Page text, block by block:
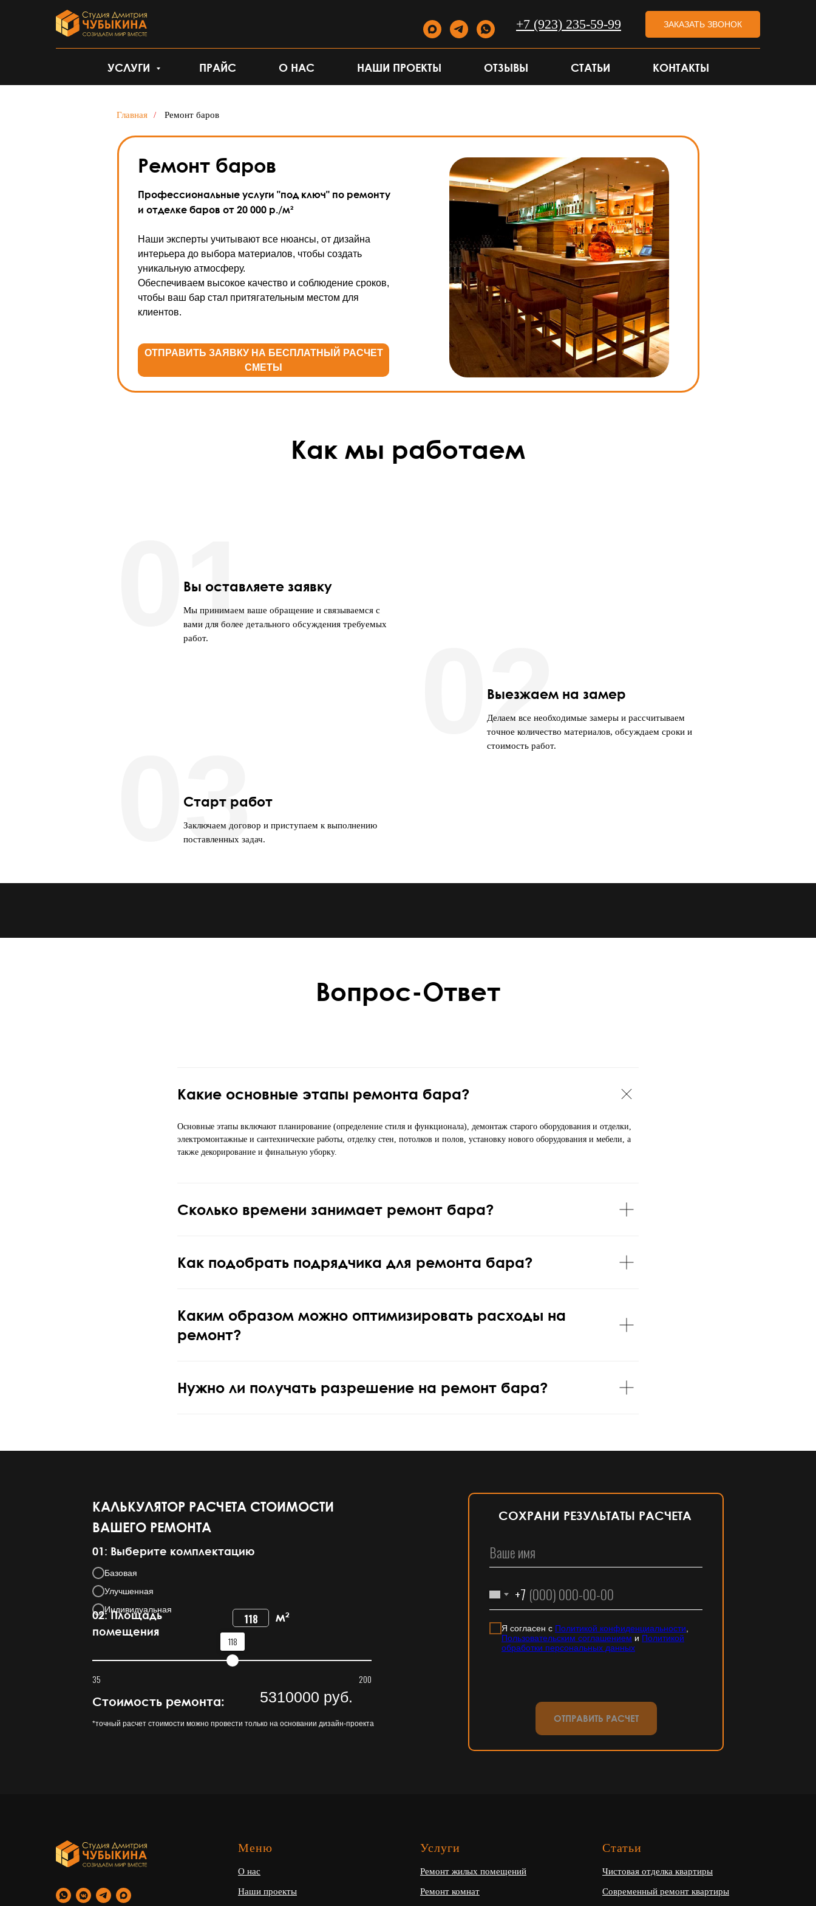
+7 (923) 235-59-99 ЗАКАЗАТЬ ЗВОНОК
УСЛУГИ ПРАЙС О НАС НАШИ ПРОЕКТЫ ОТЗЫВЫ СТАТЬИ КОНТАКТЫ
Главная / Ремонт баров
Ремонт баров
ОТПРАВИТЬ ЗАЯВКУ НА БЕСПЛАТНЫЙ РАСЧЕТ
СМЕТЫ
Профессиональные услуги "под ключ" по ремонту
и отделке баров от 20 000 р./м²
Наши эксперты учитывают все нюансы, от дизайна
интерьера до выбора материалов, чтобы создать
уникальную атмосферу.
Обеспечиваем высокое качество и соблюдение сроков,
чтобы ваш бар стал притягательным местом для
клиентов.
Как мы работаем
Вы оставляете заявку
Мы принимаем ваше обращение и связываемся с
вами для более детального обсуждения требуемых
работ.
01
Выезжаем на замер
Делаем все необходимые замеры и рассчитываем
точное количество материалов, обсуждаем сроки и
стоимость работ.
02
Старт работ
Заключаем договор и приступаем к выполнению
поставленных задач.
03
Вопрос-Ответ
Какие основные этапы ремонта бара?
Основные этапы включают планирование (определение стиля и функционала), демонтаж старого оборудования и отделки,
электромонтажные и сантехнические работы, отделку стен, потолков и полов, установку нового оборудования и мебели, а
также декорирование и финальную уборку.
Сколько времени занимает ремонт бара?
Как подобрать подрядчика для ремонта бара?
Каким образом можно оптимизировать расходы на
ремонт?
Нужно ли получать разрешение на ремонт бара?
КАЛЬКУЛЯТОР РАСЧЕТА СТОИМОСТИ
ВАШЕГО РЕМОНТА
01: Выберите комплектацию
02: Площадь
помещения
Стоимость ремонта:
*точный расчет стоимости можно провести только на основании дизайн-проекта
СОХРАНИ РЕЗУЛЬТАТЫ РАСЧЕТА
м²
118
5310000 руб.
118
35 200
Базовая
Улучшенная
Индивидуальная
ОТПРАВИТЬ РАСЧЕТ
+7
Я согласен с Политикой конфиденциальности
Пользовательским соглашением и Политикой
обработки персональных данных
Меню
О нас
Наши проекты
Услуги
Ремонт жилых помещений
Ремонт комнат
Статьи
Чистовая отделка квартиры
Современный ремонт квартиры